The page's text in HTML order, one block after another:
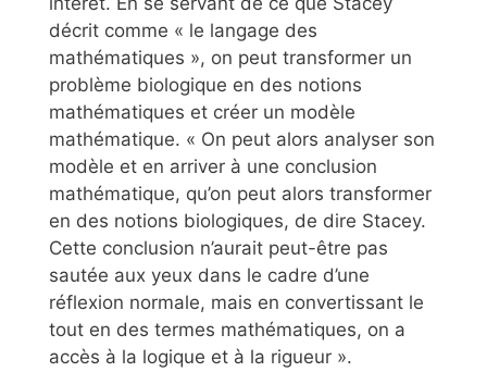
décrit comme « le langage des
mathématiques », on peut transformer un
problème biologique en des notions
mathématiques et créer un modèle
mathématique. « On peut alors analyser son
modèle et en arriver à une conclusion
mathématique, qu’on peut alors transformer
en des notions biologiques, de dire Stacey.
Cette conclusion n’aurait peut-être pas
sautée aux yeux dans le cadre d’une
réflexion normale, mais en convertissant le
tout en des termes mathématiques, on a
accès à la logique et à la rigueur ».